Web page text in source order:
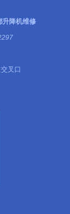
升降机维修
叉口